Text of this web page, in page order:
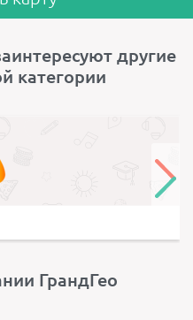
другие
категории
ГрандГео